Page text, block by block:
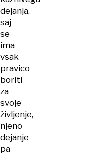
dejanja,
saj
se
ima
vsak
pravico
boriti
za
svoje
življenje,
njeno
dejanje
pa